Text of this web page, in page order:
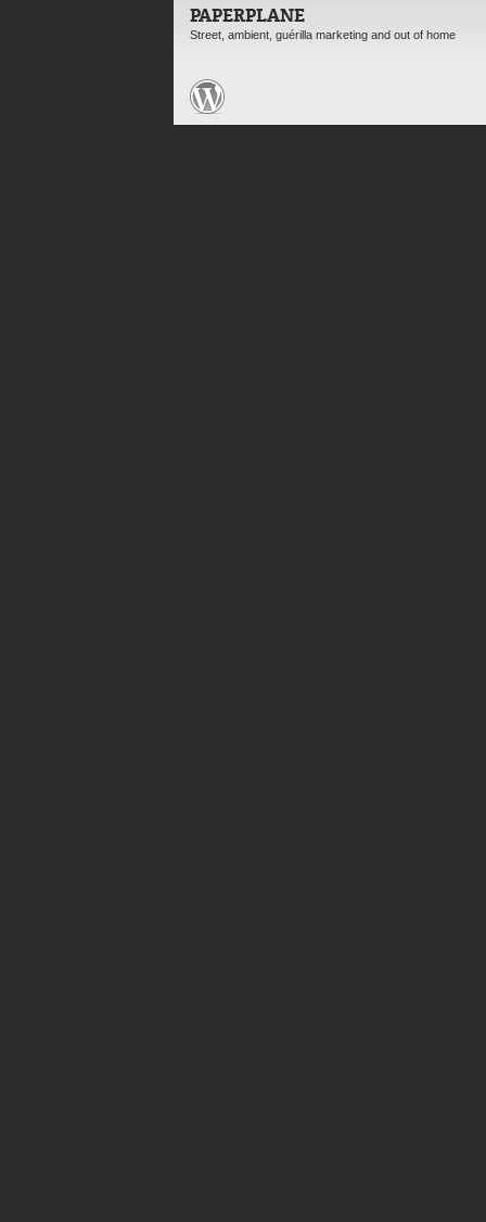
PAPERPLANE
Street, ambient, guérilla marketing and out of home